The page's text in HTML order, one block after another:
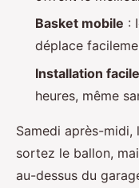
Basket mobile :
déplace
Installation facile
heures, même
Samedi après-midi,
sortez le ballon,
au-dessus du